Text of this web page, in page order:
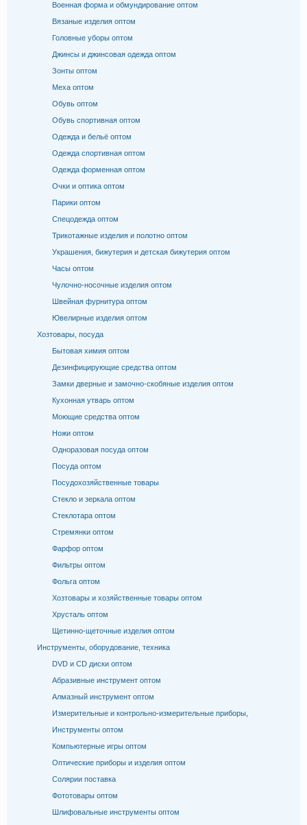
Военная форма и обмундирование оптом
Вязаные изделия оптом
Головные уборы оптом
Джинсы и джинсовая одежда оптом
Зонты оптом
Меха оптом
Обувь оптом
Обувь спортивная оптом
Одежда и бельё оптом
Одежда спортивная оптом
Одежда форменная оптом
Очки и оптика оптом
Парики оптом
Спецодежда оптом
Трикотажные изделия и полотно оптом
Украшения, бижутерия и детская бижутерия оптом
Часы оптом
Чулочно-носочные изделия оптом
Швейная фурнитура оптом
Ювелирные изделия оптом
Хозтовары, посуда
Бытовая химия оптом
Дезинфицирующие средства оптом
Замки дверные и замочно-скобяные изделия оптом
Кухонная утварь оптом
Моющие средства оптом
Ножи оптом
Одноразовая посуда оптом
Посуда оптом
Посудохозяйственные товары
Стекло и зеркала оптом
Стеклотара оптом
Стремянки оптом
Фарфор оптом
Фильтры оптом
Фольга оптом
Хозтовары и хозяйственные товары оптом
Хрусталь оптом
Щетинно-щеточные изделия оптом
Инструменты, оборудование, техника
DVD и CD диски оптом
Абразивные инструмент оптом
Алмазный инструмент оптом
Измерительные и контрольно-измерительные приборы,
Инструменты оптом
Компьютерные игры оптом
Оптические приборы и изделия оптом
Солярии поставка
Фототовары оптом
Шлифовальные инструменты оптом